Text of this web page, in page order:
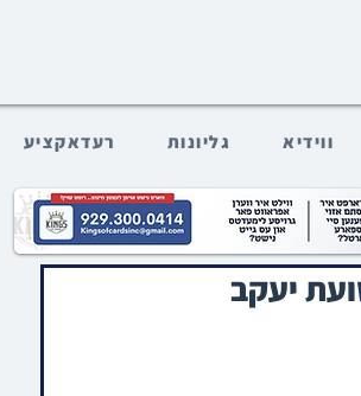
ווידיא גליונות רעדאקציע
יעקב